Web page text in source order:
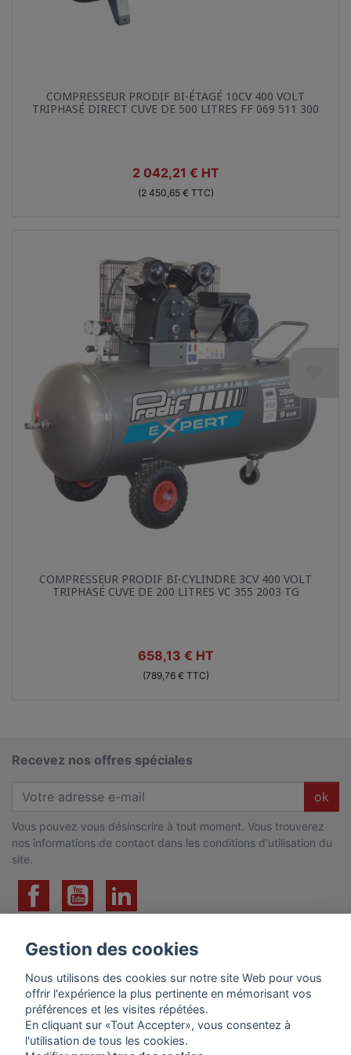
Aperçu rapide
COMPRESSEUR PRODIF BI-ÉTAGÉ 10CV 400 VOLT
TRIPHASÉ DIRECT CUVE DE 500 LITRES FF 069 511 300
Prix
2 042,21 € HT
(2 450,65 € TTC)
Aperçu rapide
COMPRESSEUR PRODIF BI-CYLINDRE 3CV 400 VOLT
TRIPHASÉ CUVE DE 200 LITRES VC 355 2003 TG
Prix
658,13 € HT
(789,76 € TTC)
Recevez nos offres spéciales
ok
Vous pouvez vous désinscrire à tout moment. Vous trouverez
nos informations de contact dans les conditions d'utilisation du
site.
PRODUITS
Gestion des cookies
Nous utilisons des cookies sur notre site Web pour vous
offrir l'expérience la plus pertinente en mémorisant vos
préférences et les visites répétées.
En cliquant sur «Tout Accepter», vous consentez à
l'utilisation de tous les cookies.